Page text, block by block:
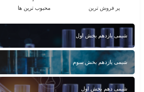
پر فروش ترین محبوب ترین ها
شیمی یازدهم بخش اول
شیمی یازدهم بخش سوم
شیمی دهم بخش اول